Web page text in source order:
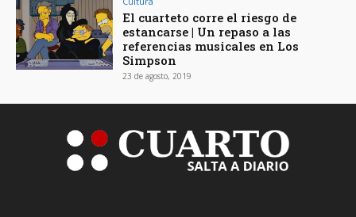
El cuarteto corre el riesgo de
estancarse | Un repaso a las
referencias musicales en Los
Simpson
23 de agosto, 2019